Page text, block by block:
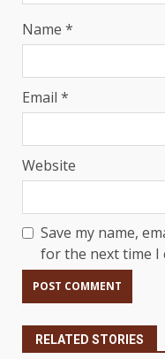
Name *
Email *
Website
Save my name,
for the next time I
RELATED STORIES